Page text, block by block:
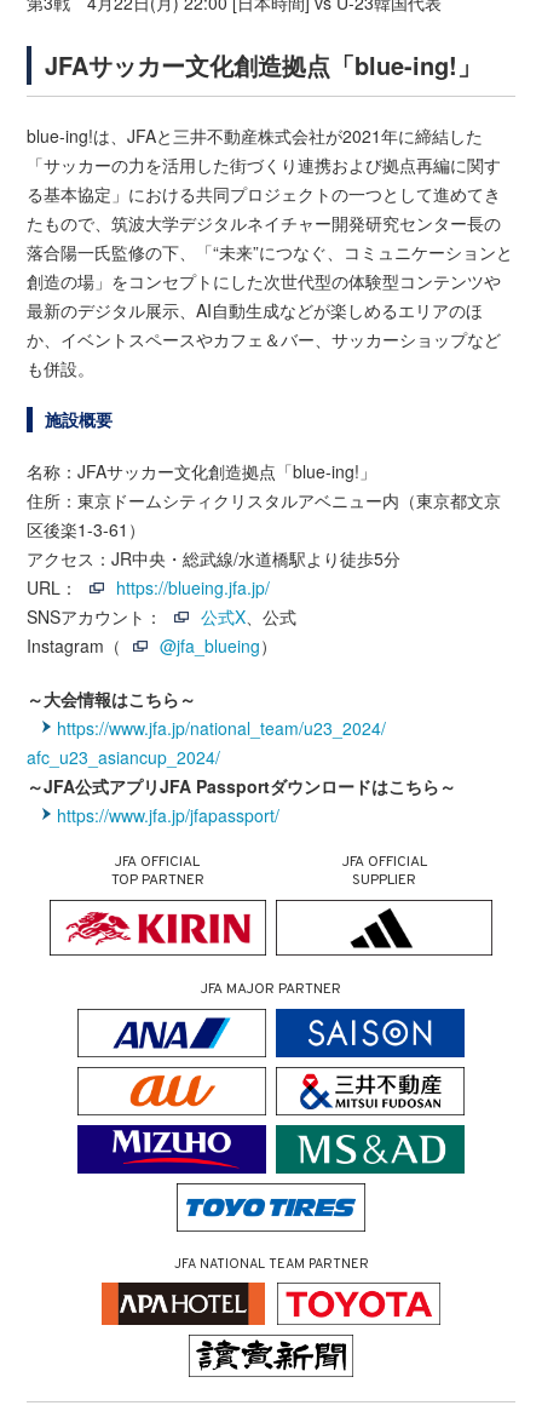
JFAサッカー文化創造拠点「blue-ing!」
blue-ing!は、JFAと三井不動産株式会社が2021年に締結した
「サッカーの力を活用した街づくり連携および拠点再編に関す
る基本協定」における共同プロジェクトの一つとして進めてき
たもので、筑波大学デジタルネイチャー開発研究センター長の
落合陽一氏監修の下、「“未来”につなぐ、コミュニケーションと
創造の場」をコンセプトにした次世代型の体験型コンテンツや
最新のデジタル展示、AI自動生成などが楽しめるエリアのほ
か、イベントスペースやカフェ＆バー、サッカーショップなど
も併設。
施設概要
名称：JFAサッカー文化創造拠点「blue-ing!」
住所：東京ドームシティクリスタルアベニュー内（東京都文京
区後楽1-3-61）
アクセス：JR中央・総武線/水道橋駅より徒歩5分
URL：
https://blueing.jfa.jp/
SNSアカウント：
公式X、公式
Instagram（
@jfa_blueing）
～大会情報はこちら～
https://www.jfa.jp/national_team/u23_2024/
afc_u23_asiancup_2024/
～JFA公式アプリJFA Passportダウンロードはこちら～
https://www.jfa.jp/jfapassport/
JFA OFFICIAL
TOP PARTNER
JFA OFFICIAL
SUPPLIER
JFA MAJOR PARTNER
JFA NATIONAL TEAM PARTNER